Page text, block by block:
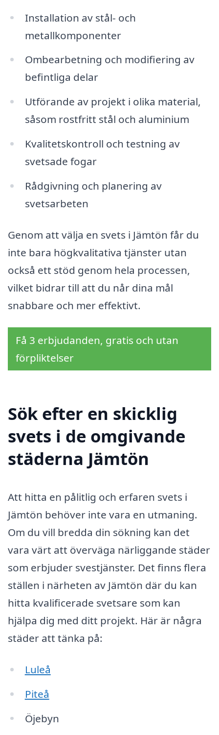
Installation av stål- och
metallkomponenter
Ombearbetning och modifiering av
befintliga delar
Utförande av projekt i olika material,
såsom rostfritt stål och aluminium
Kvalitetskontroll och testning av
svetsade fogar
Rådgivning och planering av
svetsarbeten
Genom att välja en svets i Jämtön får du
inte bara högkvalitativa tjänster utan
också ett stöd genom hela processen,
vilket bidrar till att du når dina mål
snabbare och mer effektivt.
Få 3 erbjudanden, gratis och utan
förpliktelser
Sök efter en skicklig
svets i de omgivande
städerna Jämtön
Att hitta en pålitlig och erfaren svets i
Jämtön behöver inte vara en utmaning.
Om du vill bredda din sökning kan det
vara värt att överväga närliggande städer
som erbjuder svestjänster. Det finns flera
ställen i närheten av Jämtön där du kan
hitta kvalificerade svetsare som kan
hjälpa dig med ditt projekt. Här är några
städer att tänka på:
Luleå
Piteå
Öjebyn